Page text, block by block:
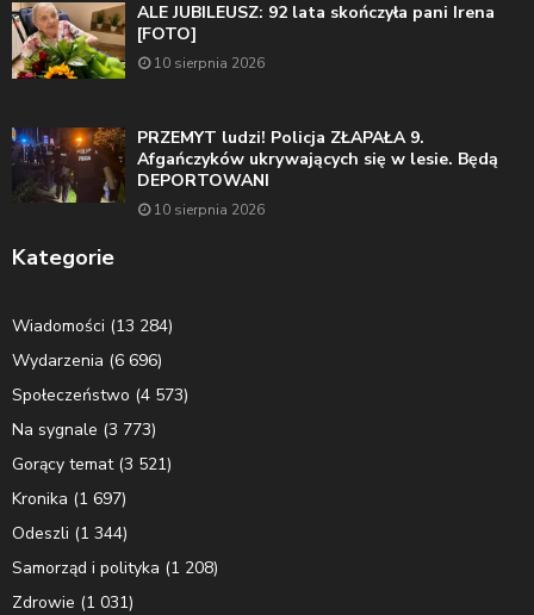
ALE JUBILEUSZ: 92 lata skończyła pani Irena
[FOTO]
10 sierpnia 2026
PRZEMYT ludzi! Policja ZŁAPAŁA 9.
Afgańczyków ukrywających się w lesie. Będą
DEPORTOWANI
10 sierpnia 2026
Kategorie
Wiadomości (13 284)
Wydarzenia (6 696)
Społeczeństwo (4 573)
Na sygnale (3 773)
Gorący temat(3 521)
Kronika (1 697)
Odeszli (1 344)
Samorząd i polityka (1 208)
Zdrowie (1 031)